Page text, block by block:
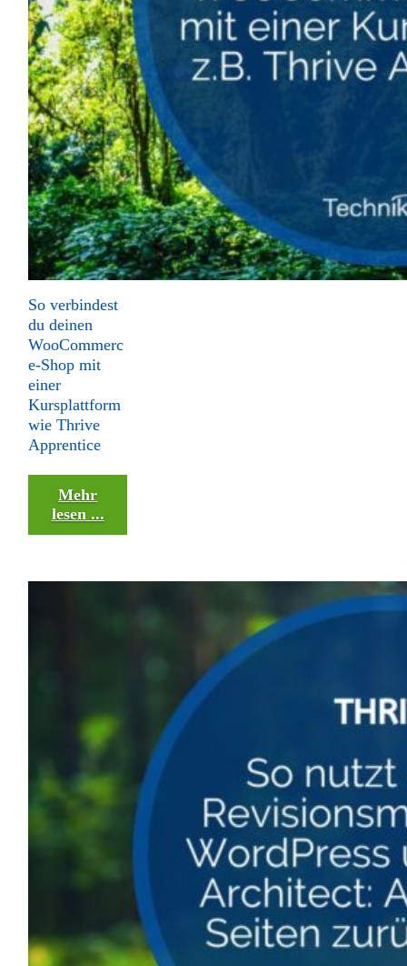
So verbindest
du deinen
WooCommerc
e-Shop mit
einer
Kursplattform
wie Thrive
Apprentice
Mehr
lesen ...